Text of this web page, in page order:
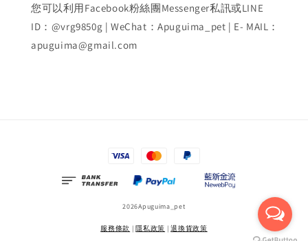
您可以利用Facebook粉絲團Messenger私訊或LINE
ID：@vrg9850g | WeChat：Apuguima_pet | E- MAIL：
apuguima@gmail.com
2026Apuguima_pet
服務條款 |隱私政策 |退換貨政策